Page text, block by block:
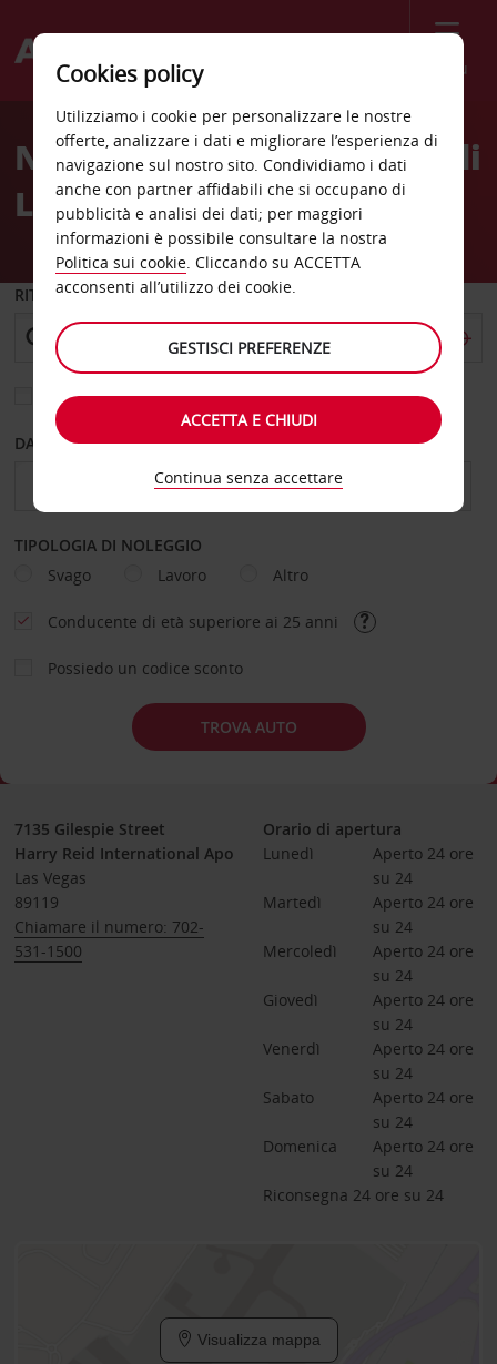
Menù
Welcome
AvisNoleggio auto Aeroporto di
Las Vegas
RITIRO DA
Scegli una località di riconsegna diversa
DAL GIORNO AL GIORNO
TIPOLOGIA DI NOLEGGIO
Svago
Lavoro Altro
Conducente di età superiore ai 25 anni
Possiedo un codice sconto
TROVA AUTO
7135 Gilespie Street
Harry Reid International Apo
Las Vegas
89119
Chiamare il numero: 702-
531-1500
Orario di apertura
Lunedì
Aperto 24 ore
su 24
Martedì
Aperto 24 ore
su 24
Mercoledì
Aperto 24 ore
su 24
Giovedì
Aperto 24 ore
su 24
Venerdì
Aperto 24 ore
su 24
Sabato
Aperto 24 ore
su 24
Domenica
Aperto 24 ore
su 24
Riconsegna 24 ore su 24
Visualizza mappa
Cookies policy
Utilizziamo i cookie per personalizzare le nostre
offerte, analizzare i dati e migliorare l’esperienza di
navigazione sul nostro sito. Condividiamo i dati
anche con partner affidabili che si occupano di
pubblicità e analisi dei dati; per maggiori
informazioni è possibile consultare la nostra
Politica sui cookie. Cliccando su ACCETTA
acconsenti all’utilizzo dei cookie.
GESTISCI PREFERENZE
ACCETTA E CHIUDI
Continua senza accettare